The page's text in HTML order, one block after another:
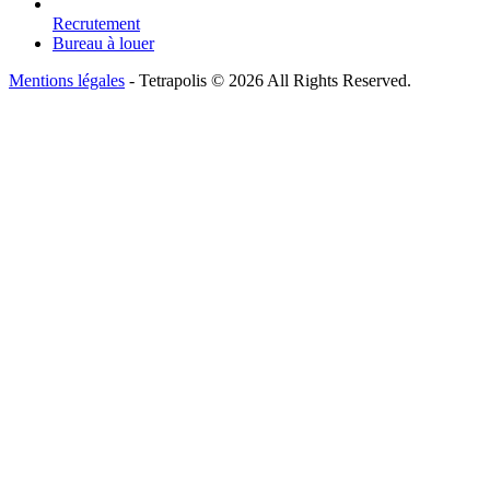
Recrutement
Bureau à louer
Mentions légales - Tetrapolis © 2026 All Rights Reserved.